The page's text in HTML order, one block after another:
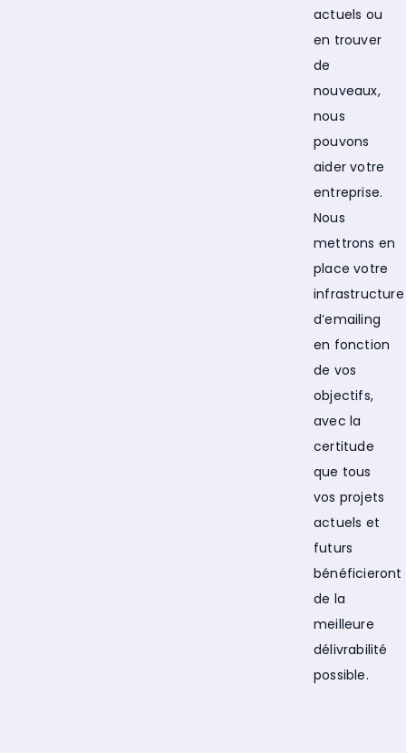
actuels ou
en trouver
de
nouveaux,
nous
pouvons
aider votre
entreprise.
Nous
mettrons en
place votre
infrastructure
d’emailing
en fonction
de vos
objectifs,
avec la
certitude
que tous
vos projets
actuels et
futurs
bénéficieront
de la
meilleure
délivrabilité
possible.